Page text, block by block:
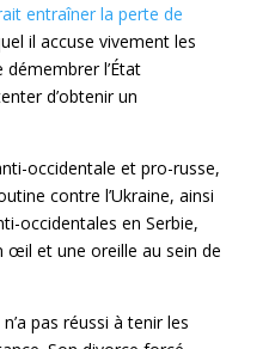
entraîner la perte de
il accuse vivement les
l’État
d’obtenir un
occidentale et pro-russe,
contre l’Ukraine, ainsi
occidentales en Serbie,
œil et une oreille au sein de
pas réussi à tenir les